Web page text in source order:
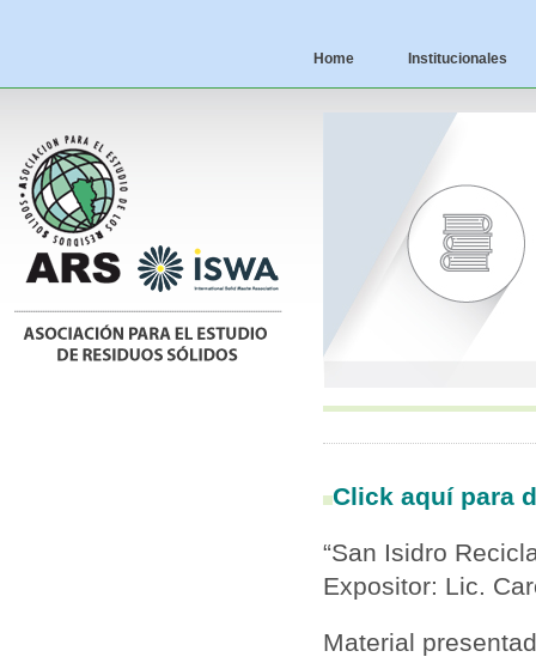
Home Institucionales
Click aquí para
“San Isidro
Expositor: Lic.
Material